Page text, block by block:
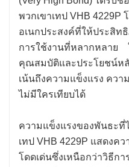
พวกเขาเทป VHB 4229P
อเนกประสงค์ที่ให้ประสิท
การใช้งานที่หลากหลาย
คุณสมบัติและประโยชน์หลั
เน้นถึงความแข็งแรง คว
ไม่มีใครเทียบได้
ความแข็งแรงของพันธะที่
เทป VHB 4229P แสดงค
โดดเด่นซึ่งเหนือกว่าวิธีก